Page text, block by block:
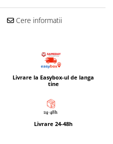
Cere informatii
Livrare la Easybox-ul de langa
tine
Livrare 24-48h